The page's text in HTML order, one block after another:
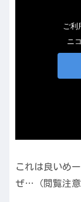
これは良いめ
ぜ…（閲覧注意